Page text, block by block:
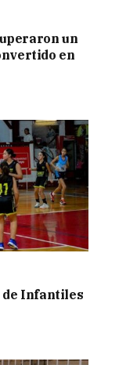
un
en
de Infantiles